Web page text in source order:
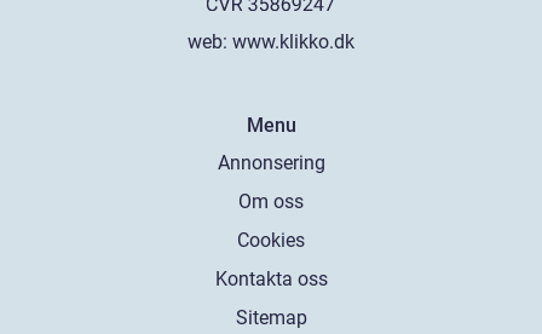
web: www.klikko.dk
Menu
Annonsering
Om oss
Cookies
Kontakta oss
Sitemap